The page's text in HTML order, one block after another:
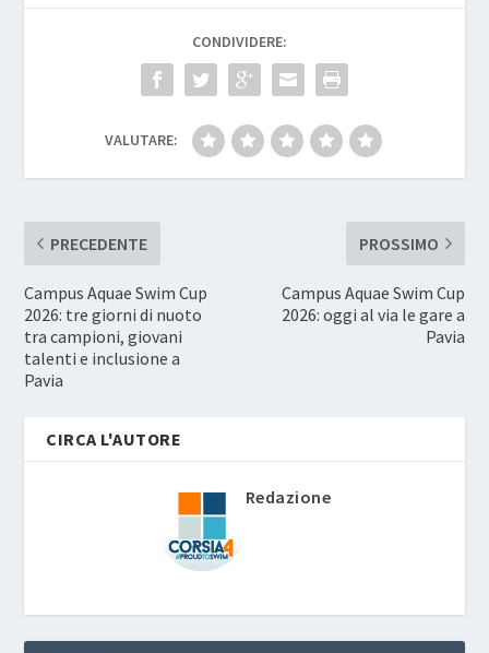
CONDIVIDERE:
VALUTARE:
PRECEDENTE
Campus Aquae Swim Cup
2026: tre giorni di nuoto
tra campioni, giovani
talenti e inclusione a
Pavia
PROSSIMO
Campus Aquae Swim Cup
2026: oggi al via le gare a
Pavia
CIRCA L'AUTORE
Redazione